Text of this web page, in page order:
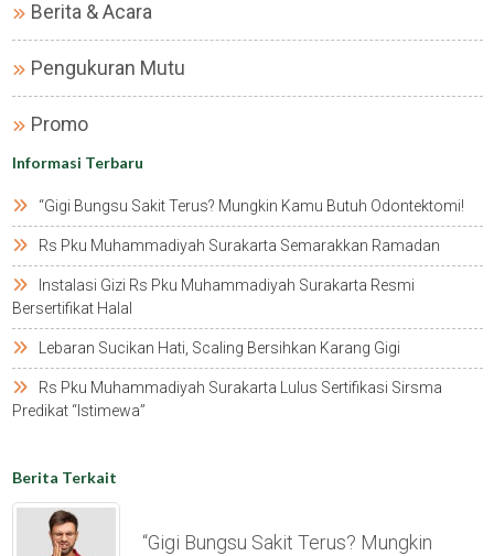
Berita & Acara
Pengukuran Mutu
Promo
Informasi Terbaru
“gigi Bungsu Sakit Terus? Mungkin Kamu Butuh Odontektomi!
Rs Pku Muhammadiyah Surakarta Semarakkan Ramadan
Instalasi Gizi Rs Pku Muhammadiyah Surakarta Resmi
Bersertifikat Halal
Lebaran Sucikan Hati, Scaling Bersihkan Karang Gigi
Rs Pku Muhammadiyah Surakarta Lulus Sertifikasi Sirsma
Predikat “istimewa”
Berita Terkait
“gigi Bungsu Sakit Terus? Mungkin